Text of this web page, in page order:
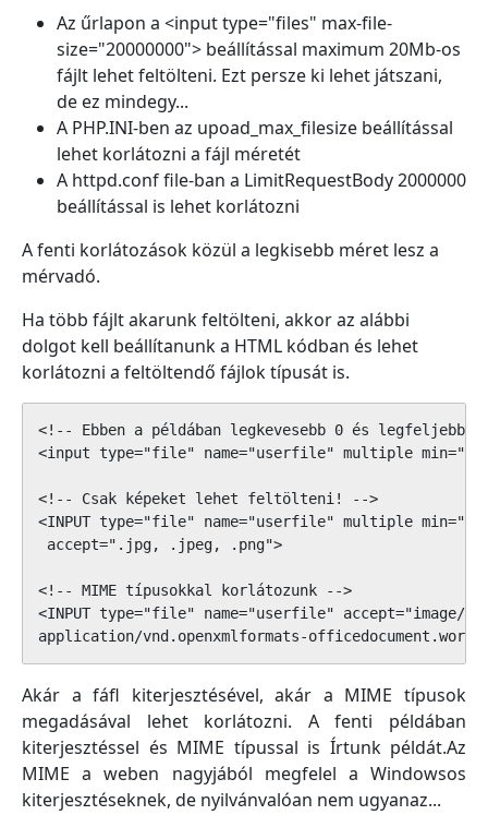
Az űrlapon a <input type="files" max-file-
size="20000000"> beállítással maximum 20Mb-os
fájlt lehet feltölteni. Ezt persze ki lehet játszani,
de ez mindegy...
A PHP.INI-ben az upoad_max_filesize beállítással
lehet korlátozni a fájl méretét
A httpd.conf file-ban a LimitRequestBody 2000000
beállítással is lehet korlátozni
A fenti korlátozások közül a legkisebb méret lesz a
mérvadó.
Ha több fájlt akarunk feltölteni, akkor az alábbi
dolgot kell beállítanunk a HTML kódban és lehet
korlátozni a feltöltendő fájlok típusát is.
<!-- Ebben a példában legkevesebb 0 és
<input type="file" name="userfile" multiple min="0"
<!-- Csak képeket lehet feltölteni! -->
<INPUT type="file" name="userfile" multiple
accept=".jpg, .jpeg, .png">
<!-- MIME típusokkal korlátozunk -->
<INPUT type="file" name="userfile"
application/vnd.openxmlformats-
Akár a fáfl kiterjesztésével, akár a MIME típusok
megadásával lehet korlátozni. A fenti példában
kiterjesztéssel és MIME típussal is Írtunk példát.Az
MIME a weben nagyjából megfelel a Windowsos
kiterjesztéseknek, de nyilvánvalóan nem ugyanaz...